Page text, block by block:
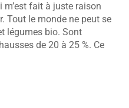
m’est fait à juste raison
Tout le monde ne peut se
légumes bio. Sont
de 20 à 25 %. Ce